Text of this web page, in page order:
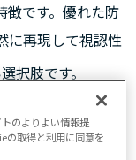
徴です。優れた防
に再現して視認性
択肢です。
のよりよい情報提
の取得と利用に同意を